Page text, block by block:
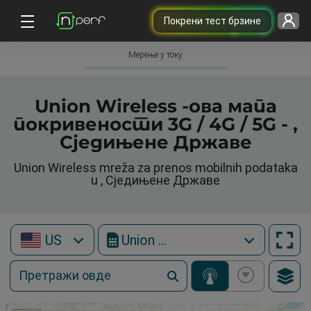
Покрени тест брзине
Мерење у току
Union Wireless -ова мапа
покривености 3G / 4G / 5G - ,
Сједињене Државе
Union Wireless mreža za prenos mobilnih podataka
u , Сједињене Државе
US Union Wireless